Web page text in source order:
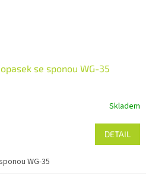
se sponou WG-35
Skladem
DETAIL
WG-35